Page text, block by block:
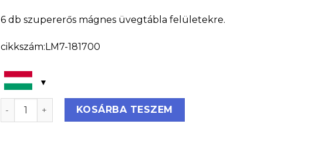
6 db szupererős mágnes üvegtábla felületekre.
cikkszám:LM7-181700
Extra erős mágnes üvegtáblákhoz, 6 db/csomag, ezüst mennyiség
KOSÁRBA TESZEM